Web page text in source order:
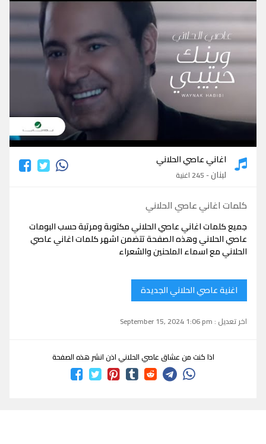
كلمات اغاني عاصي الحلاني
اغاني عاصي الحلاني
لبنان- 245 اغنية
كلمات اغاني عاصي الحلاني
جميع كلمات اغاني عاصي الحلاني مكتوبة ومرتبة حسب البومات
عاصي الحلاني وهذه الصفحة تتضمن اشهر كلمات اغاني عاصي
الحلاني مع اسماء الملحنين والشعراء
اغنية عاصي الحلاني الجديدة
اخر تعديل : September 15, 2024 1:06 pm
اذا كنت من عشاق عاصي الحلاني اذن انشر هذه الصفحة